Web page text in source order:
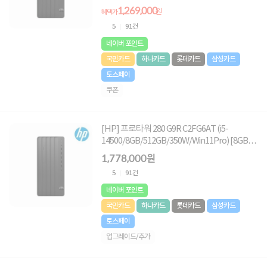
혜택가1,269,000원
5 91건
네이버 포인트
국민카드
하나카드 롯데카드
삼성카드
토스페이
쿠폰
[HP] 프로타워 280 G9R C2FG6AT (i5-
14500/8GB/512GB/350W/Win11Pro) [8GB
RAM 추가(총16GB) + 1TB (NVMe SSD) 교체]
1,778,000원
5 91건
네이버 포인트
국민카드
하나카드 롯데카드
삼성카드
토스페이
업그레이드/추가